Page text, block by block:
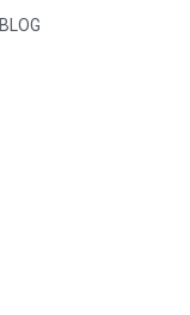
BLOG